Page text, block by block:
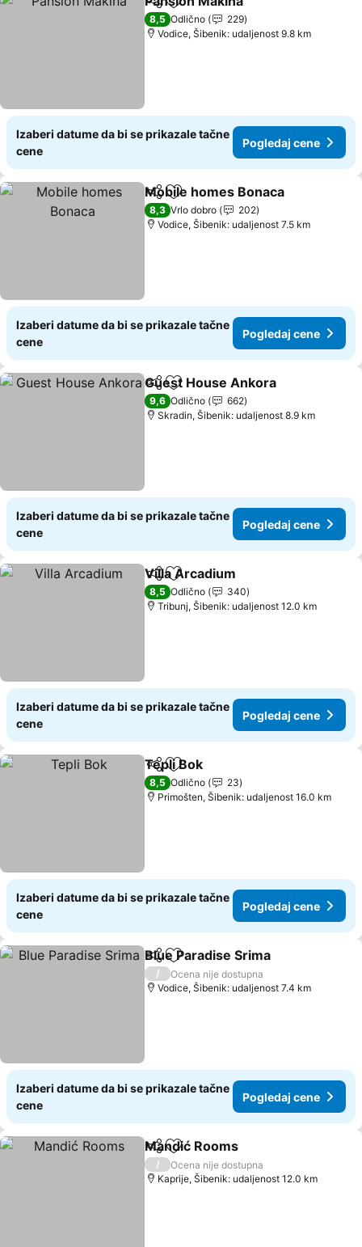
Deli Dodati u favorite
8,5 Odlično
229
Vodice, Šibenik: udaljenost 9.8 km
Izaberi datume da bi se prikazale tačne
cene
Pogledaj cene
Deli Dodati u favorite
Mobile homes Bonaca
8,3 Vrlo dobro
202
Vodice, Šibenik: udaljenost 7.5 km
Izaberi datume da bi se prikazale tačne
cene
Pogledaj cene
Deli Dodati u favorite
Guest House Ankora
9,6 Odlično
662
Skradin, Šibenik: udaljenost 8.9 km
Izaberi datume da bi se prikazale tačne
cene
Pogledaj cene
Deli Dodati u favorite
Villa Arcadium
8,5 Odlično
340
Tribunj, Šibenik: udaljenost 12.0 km
Izaberi datume da bi se prikazale tačne
cene
Pogledaj cene
Deli Dodati u favorite
Tepli Bok
8,5 Odlično
23
Primošten, Šibenik: udaljenost 16.0 km
Izaberi datume da bi se prikazale tačne
cene
Pogledaj cene
Deli Dodati u favorite
Blue Paradise Srima
/
Ocena nije dostupna
Vodice, Šibenik: udaljenost 7.4 km
Izaberi datume da bi se prikazale tačne
cene
Pogledaj cene
Deli Dodati u favorite
Mandić Rooms
/
Ocena nije dostupna
Kaprije, Šibenik: udaljenost 12.0 km